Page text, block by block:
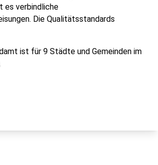
es verbindliche
Die Qualitätsstandards
ist für 9 Städte und Gemeinden im